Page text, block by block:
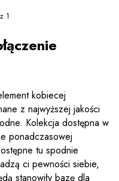
ZOBACZ PRODUKT
z 1
kobiecej
z najwyższej jakości
Kolekcja dostępna w
ponadczasowej
tu spodnie
ci pewności siebie,
stanowiły bazę dla